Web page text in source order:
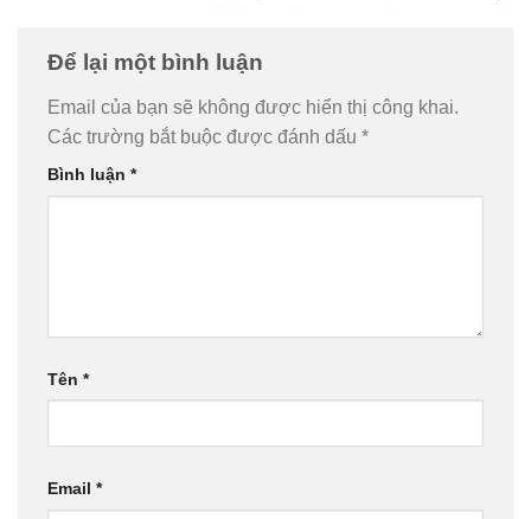
Để lại một bình luận
Email của bạn sẽ không được hiển thị công khai.
Các trường bắt buộc được đánh dấu *
Bình luận *
Tên *
Email *